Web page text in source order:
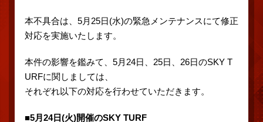
本不具合は、5月25日(水)の緊急メンテナンスにて修正
対応を実施いたします。
本件の影響を鑑みて、5月24日、25日、26日のSKY T
URFに関しましては、
それぞれ以下の対応を行わせていただきます。
■5月24日(火)開催のSKY TURF